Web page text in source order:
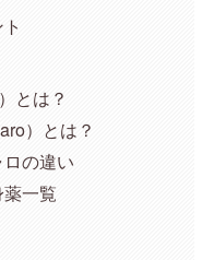
とは？
）とは？
の違い
一覧